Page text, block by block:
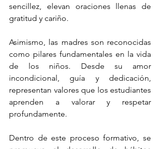
sencillez, elevan oraciones llenas de
gratitud y cariño.
Asimismo, las madres son reconocidas
como pilares fundamentales en la vida
de los niños. Desde su amor
incondicional, guía y dedicación,
representan valores que los estudiantes
aprenden a valorar y respetar
profundamente.
Dentro de este proceso formativo, se